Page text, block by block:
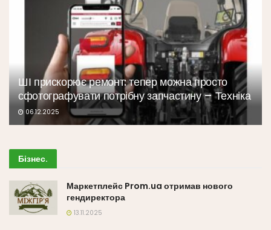
ШІ прискорює ремонт: тепер можна просто
сфотографувати потрібну запчастину – Техніка
06.12.2025
Бізнес.
Маркетплейс Prom.ua отримав нового
гендиректора
13.11.2025